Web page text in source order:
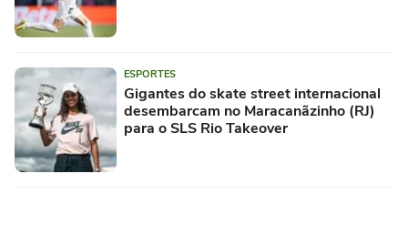
ESPORTES
Gigantes do skate street internacional
desembarcam no Maracanãzinho (RJ)
para o SLS Rio Takeover